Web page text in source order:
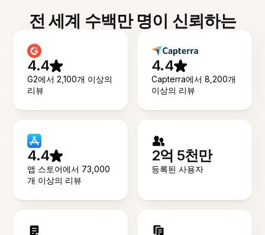
전 세계 수백만 명이 신뢰하는
4.4
G2에서 2,100개 이상의
리뷰
4.4
Capterra에서 8,200개
이상의 리뷰
4.4
앱 스토어에서 73,000
개 이상의 리뷰
2억 5천만
등록된 사용자